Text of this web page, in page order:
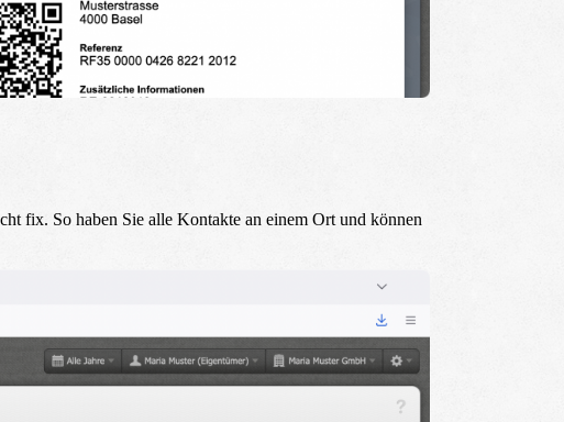
fix. So haben Sie alle Kontakte an einem Ort und können